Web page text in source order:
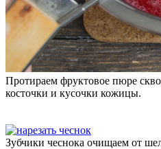
Протираем фруктовое пюре
косточки и кусочки кожицы.
Зубчики чеснока очищаем от